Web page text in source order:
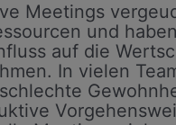
Meetings
und
auf die
In vielen